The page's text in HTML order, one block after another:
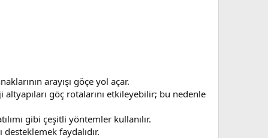
arayışı göçe yol açar.
göç rotalarını etkileyebilir; bu nedenle
gibi çeşitli yöntemler kullanılır.
faydalıdır.